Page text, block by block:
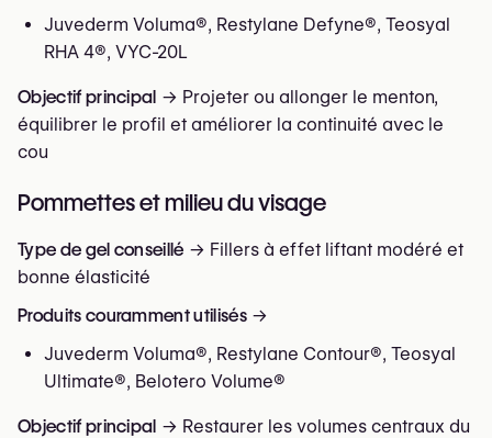
Juvederm Voluma®, Restylane Defyne®, Teosyal
RHA 4®, VYC-20L
Objectif principal → Projeter ou allonger le menton,
équilibrer le profil et améliorer la continuité avec le
cou
Pommettes et milieu du visage
Type de gel conseillé → Fillers à effet liftant modéré et
bonne élasticité
Produits couramment utilisés→
Juvederm Voluma®, Restylane Contour®, Teosyal
Ultimate®, Belotero Volume®
Objectif principal → Restaurer les volumes centraux du